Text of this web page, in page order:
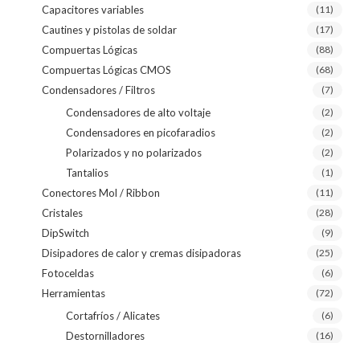
Capacitores variables (11)
Cautines y pistolas de soldar (17)
Compuertas Lógicas (88)
Compuertas Lógicas CMOS (68)
Condensadores / Filtros (7)
Condensadores de alto voltaje (2)
Condensadores en picofaradios (2)
Polarizados y no polarizados (2)
Tantalios (1)
Conectores Mol / Ribbon (11)
Cristales (28)
DipSwitch (9)
Disipadores de calor y cremas disipadoras (25)
Fotoceldas (6)
Herramientas (72)
Cortafríos / Alicates (6)
Destornilladores (16)